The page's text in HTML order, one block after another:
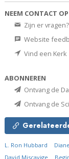
NEEM CONTACT OP
Zijn er
Website
Vind een Kerk
ABONNEREN
Ontvang de
Ontvang de
L. Ron Hubbard
David Miscavige